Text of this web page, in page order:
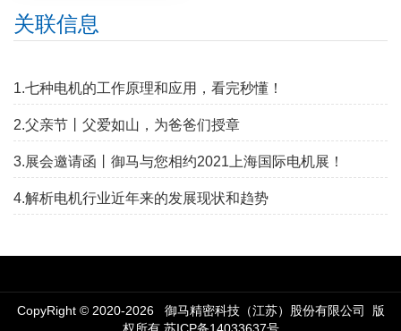
关联信息
1.七种电机的工作原理和应用，看完秒懂！
2.父亲节丨父爱如山，为爸爸们授章
3.展会邀请函丨御马与您相约2021上海国际电机展！
4.解析电机行业近年来的发展现状和趋势
CopyRight © 2020-2026 御马精密科技（江苏）股份有限公司 版